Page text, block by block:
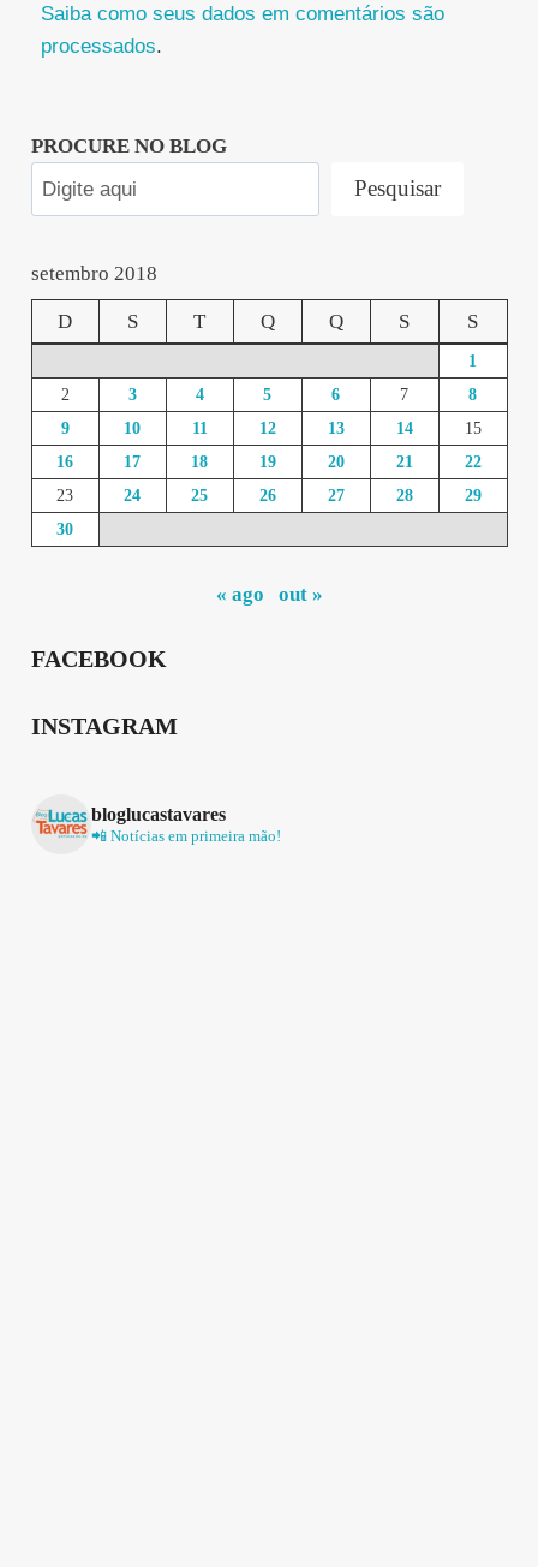
Saiba como seus dados em comentários são
processados.
PROCURE NO BLOG
Pesquisar
setembro 2018
D S T Q Q S S
1
2
3 4 5 6 7
8
9
10 11 12 13 14
15
16
17 18 19 20 21
22
23
24 25 26 27 28
29
30
« ago out »
FACEBOOK
INSTAGRAM
bloglucastavares
📲 Notícias em primeira mão!